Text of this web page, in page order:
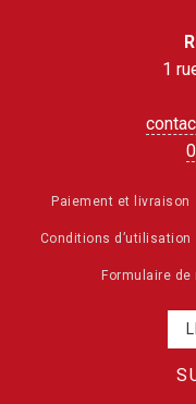
1
Paiement et livraison
Conditions d’utilisation
Formulaire